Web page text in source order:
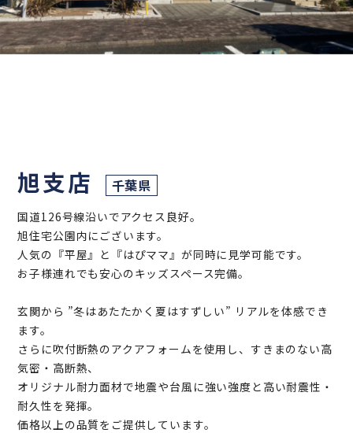
旭支店 千葉県
国道126号線沿いでアクセス良好。
旭住宅公園内にございます。
人気の『平屋』と『はぴママ』が同時に見学可能です。
お子様連れでも安心のキッズスペース完備。
玄関から ”冬はあたたかく夏はすずしい” リアルを体感でき
ます。
さらに吹付断熱のアクアフォームを使用し、すきまのない高
気密・高断熱、
オリジナル耐力面材で地震や台風に強い強度と高い耐震性・
耐久性を発揮。
価格以上の品質をご提供しています。